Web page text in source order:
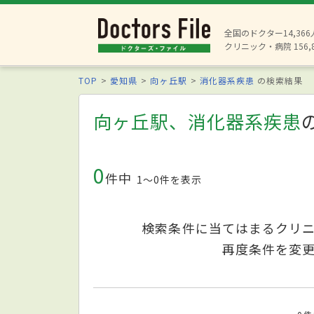
全国のドクター14,366
クリニック・病院
TOP 愛知県 向ヶ丘駅 消化器系疾患 の検索結果
向ヶ丘駅、消化器系疾患
0件中 1〜0件を表示
検索条件に当てはまるクリ
再度条件を変